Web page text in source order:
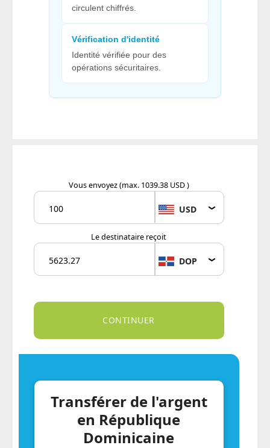
circulent chiffrés.
Vérification d'identité
Identité vérifiée pour des
opérations sécuritaires.
Vous envoyez(max. 1039.38 USD )
USD
Le destinataire reçoit
DOP
Transférer de l'argent
en République
Dominicaine